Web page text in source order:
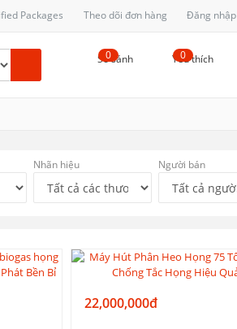
Packages Theo dõi đơn hàng Đăng nhập
So sánh
0 Yêu thích
0
Nhãn hiệu Người bán
22,000,000đ